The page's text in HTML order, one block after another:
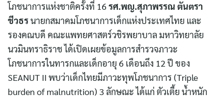
โภชนาการแห่งชาติครั้งที่ 16 รศ.พญ.สุภาพรรณ ตันตรา
ชีวธรนายกสมาคมโภชนาการเด็กแห่งประเทศไทย และ
รองคณบดี คณะแพทยศาสตร์วชิรพยาบาล มหาวิทยาลัย
นวมินทราธิราช ได้เปิดเผยข้อมูลการสำรวจภาวะ
โภชนาการในทารกและเด็กอายุ 6 เดือนถึง 12 ปี ของ
SEANUT II พบว่าเด็กไทยมีภาวะทุพโภชนาการ (Triple
burden of malnutrition) 3 ลักษณะ ได้แก่ ตัวเตี้ย น้ำหนัก